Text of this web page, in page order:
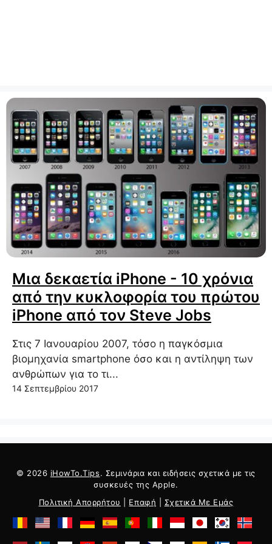
Μια δεκαετία iPhone - 10 χρόνια
από την κυκλοφορία του πρώτου
iPhone από τον Steve Jobs
Στις 7 Ιανουαρίου 2007, τόσο η παγκόσμια
βιομηχανία smartphone όσο και η αντίληψη των
ανθρώπων για το τι...
14 Σεπτεμβρίου 2017
© 2026 iHowTo.Tips. Σεμινάρια και ειδήσεις σχετικά με τις
συσκευές της Apple.
Πολιτική Απορρήτου
Επαφή Σχετικά Με Εμάς